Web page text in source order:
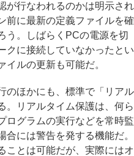
が行なわれるのかは明示され
前に最新の定義ファイルを確
う。しばらくPCの電源を切
クに接続していなかったとい
イルの更新も可能だ。
ほかにも、標準で「リアル
。リアルタイム保護は、何ら
ログラムの実行などを常時監
には警告を発する機能だ。
ことは可能だが、実際にはオ